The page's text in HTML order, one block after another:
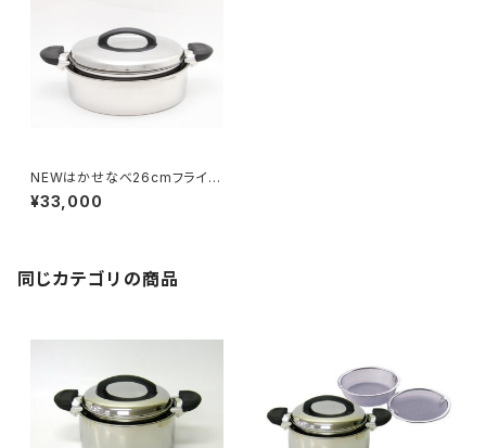
NEWはかせなべ26cmフライパ
ン兼用＋メッシュセット
¥33,000
同じカテゴリの商品